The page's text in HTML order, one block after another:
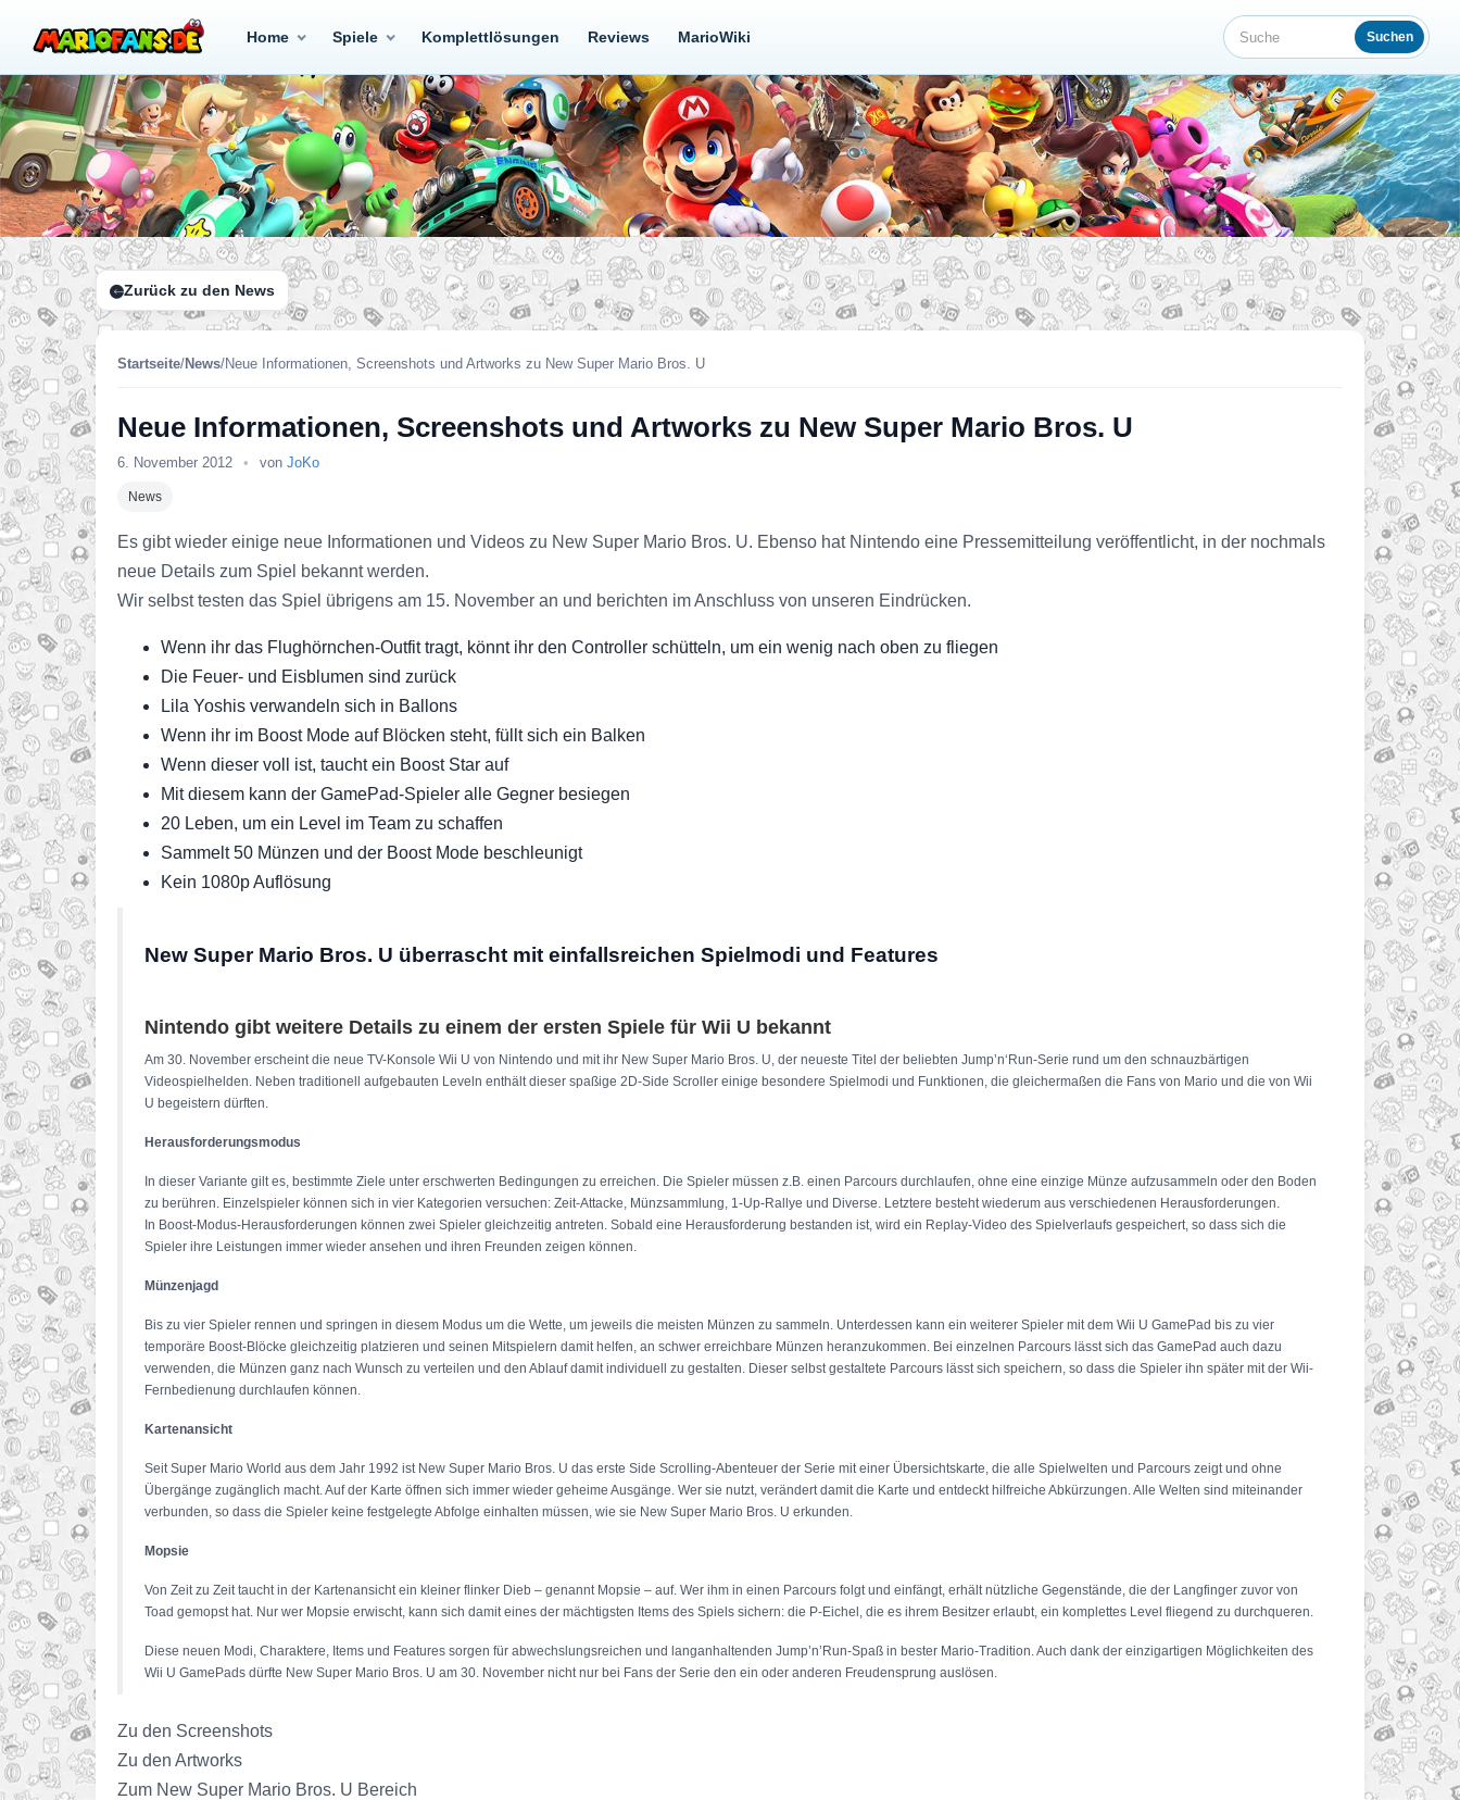
Home Spiele Komplettlösungen Reviews MarioWiki Suche Suchen
Zurück zu den News
Startseite/News/Neue Informationen, Screenshots und Artworks zu New Super Mario Bros. U
Neue Informationen, Screenshots und Artworks zu New Super Mario Bros. U
6. November 2012 • von JoKo
News
Es gibt wieder einige neue Informationen und Videos zu New Super Mario Bros. U. Ebenso hat Nintendo eine Pressemitteilung veröffentlicht, in der nochmals
neue Details zum Spiel bekannt werden.
Wir selbst testen das Spiel übrigens am 15. November an und berichten im Anschluss von unseren Eindrücken.
Wenn ihr das Flughörnchen-Outfit tragt, könnt ihr den Controller schütteln, um ein wenig nach oben zu fliegen
Die Feuer- und Eisblumen sind zurück
Lila Yoshis verwandeln sich in Ballons
Wenn ihr im Boost Mode auf Blöcken steht, füllt sich ein Balken
Wenn dieser voll ist, taucht ein Boost Star auf
Mit diesem kann der GamePad-Spieler alle Gegner besiegen
20 Leben, um ein Level im Team zu schaffen
Sammelt 50 Münzen und der Boost Mode beschleunigt
Kein 1080p Auflösung
New Super Mario Bros. U überrascht mit einfallsreichen Spielmodi und Features
Nintendo gibt weitere Details zu einem der ersten Spiele für Wii U bekannt
Am 30. November erscheint die neue TV-Konsole Wii U von Nintendo und mit ihr New Super Mario Bros. U, der neueste Titel der beliebten Jump’n‘Run-Serie rund um den schnauzbärtigen
Videospielhelden. Neben traditionell aufgebauten Leveln enthält dieser spaßige 2D-Side Scroller einige besondere Spielmodi und Funktionen, die gleichermaßen die Fans von Mario und die von Wii
U begeistern dürften.
Herausforderungsmodus
In dieser Variante gilt es, bestimmte Ziele unter erschwerten Bedingungen zu erreichen. Die Spieler müssen z.B. einen Parcours durchlaufen, ohne eine einzige Münze aufzusammeln oder den Boden
zu berühren. Einzelspieler können sich in vier Kategorien versuchen: Zeit-Attacke, Münzsammlung, 1-Up-Rallye und Diverse. Letztere besteht wiederum aus verschiedenen Herausforderungen.
In Boost-Modus-Herausforderungen können zwei Spieler gleichzeitig antreten. Sobald eine Herausforderung bestanden ist, wird ein Replay-Video des Spielverlaufs gespeichert, so dass sich die
Spieler ihre Leistungen immer wieder ansehen und ihren Freunden zeigen können.
Münzenjagd
Bis zu vier Spieler rennen und springen in diesem Modus um die Wette, um jeweils die meisten Münzen zu sammeln. Unterdessen kann ein weiterer Spieler mit dem Wii U GamePad bis zu vier
temporäre Boost-Blöcke gleichzeitig platzieren und seinen Mitspielern damit helfen, an schwer erreichbare Münzen heranzukommen. Bei einzelnen Parcours lässt sich das GamePad auch dazu
verwenden, die Münzen ganz nach Wunsch zu verteilen und den Ablauf damit individuell zu gestalten. Dieser selbst gestaltete Parcours lässt sich speichern, so dass die Spieler ihn später mit der Wii-
Fernbedienung durchlaufen können.
Kartenansicht
Seit Super Mario World aus dem Jahr 1992 ist New Super Mario Bros. U das erste Side Scrolling-Abenteuer der Serie mit einer Übersichtskarte, die alle Spielwelten und Parcours zeigt und ohne
Übergänge zugänglich macht. Auf der Karte öffnen sich immer wieder geheime Ausgänge. Wer sie nutzt, verändert damit die Karte und entdeckt hilfreiche Abkürzungen. Alle Welten sind miteinander
verbunden, so dass die Spieler keine festgelegte Abfolge einhalten müssen, wie sie New Super Mario Bros. U erkunden.
Mopsie
Von Zeit zu Zeit taucht in der Kartenansicht ein kleiner flinker Dieb – genannt Mopsie – auf. Wer ihm in einen Parcours folgt und einfängt, erhält nützliche Gegenstände, die der Langfinger zuvor von
Toad gemopst hat. Nur wer Mopsie erwischt, kann sich damit eines der mächtigsten Items des Spiels sichern: die P-Eichel, die es ihrem Besitzer erlaubt, ein komplettes Level fliegend zu durchqueren.
Diese neuen Modi, Charaktere, Items und Features sorgen für abwechslungsreichen und langanhaltenden Jump’n’Run-Spaß in bester Mario-Tradition. Auch dank der einzigartigen Möglichkeiten des
Wii U GamePads dürfte New Super Mario Bros. U am 30. November nicht nur bei Fans der Serie den ein oder anderen Freudensprung auslösen.
Zu den Screenshots
Zu den Artworks
Zum New Super Mario Bros. U Bereich